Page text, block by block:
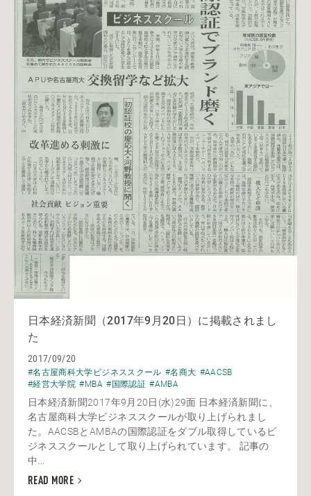
日本経済新聞（2017年9月20日）に掲載されまし
た
2017/09/20
#名古屋商科大学ビジネススクール #名商大 #AACSB
#経営大学院 #MBA #国際認証 #AMBA
日本経済新聞2017年9月20日(水)29面 日本経済新聞に、
名古屋商科大学ビジネススクールが取り上げられまし
た。AACSBとAMBAの国際認証をダブル取得しているビ
ジネススクールとして取り上げられています。 記事の
中...
READ MORE